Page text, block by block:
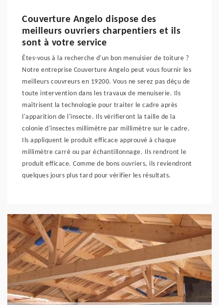
Couverture Angelo dispose des
meilleurs ouvriers charpentiers et ils
sont à votre service
Êtes-vous à la recherche d'un bon menuisier de toiture ?
Notre entreprise Couverture Angelo peut vous fournir les
meilleurs couvreurs en 19200. Vous ne serez pas déçu de
toute intervention dans les travaux de menuiserie. Ils
maîtrisent la technologie pour traiter le cadre après
l'apparition de l'insecte. Ils vérifieront la taille de la
colonie d'insectes millimètre par millimètre sur le cadre.
Ils appliquent le produit efficace approuvé à chaque
millimètre carré ou par échantillonnage. Ils rendront le
produit efficace. Comme de bons ouvriers, ils reviendront
quelques jours plus tard pour vérifier les résultats.